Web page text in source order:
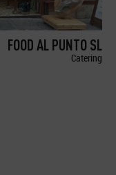
FOOD AL PUNTO SL
Catering